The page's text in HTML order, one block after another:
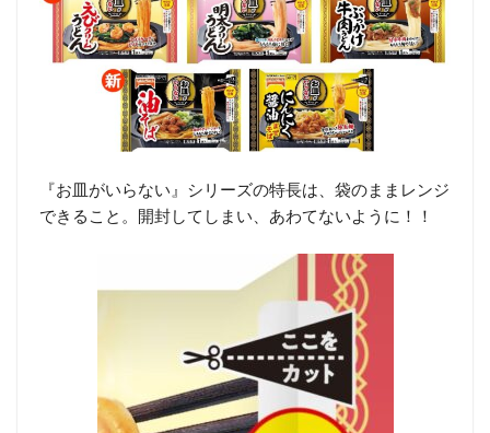
『お皿がいらない』シリーズの特長は、袋のままレンジ
できること。開封してしまい、あわてないように！！